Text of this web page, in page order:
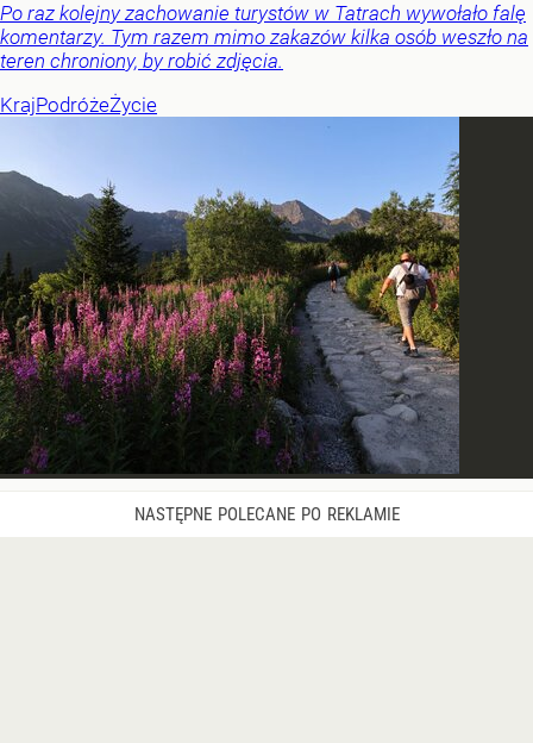
Po raz kolejny zachowanie turystów w Tatrach wywołało falę
komentarzy. Tym razem mimo zakazów kilka osób weszło na
teren chroniony, by robić zdjęcia.
KrajPodróżeŻycie